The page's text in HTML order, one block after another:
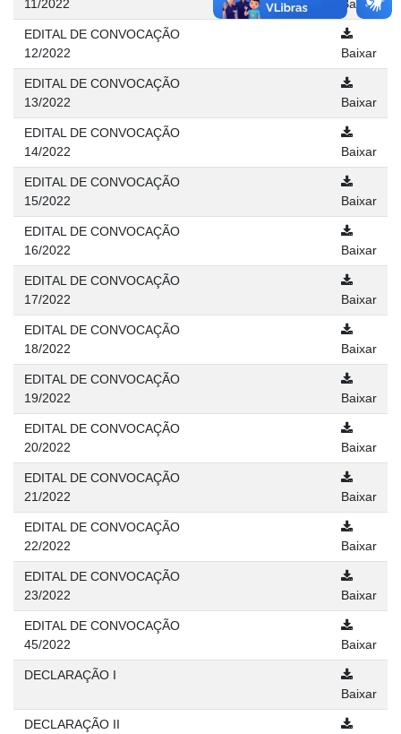
11/2022 Baixar
EDITAL DE CONVOCAÇÃO
12/2022
Baixar
EDITAL DE CONVOCAÇÃO
13/2022
Baixar
EDITAL DE CONVOCAÇÃO
14/2022
Baixar
EDITAL DE CONVOCAÇÃO
15/2022
Baixar
EDITAL DE CONVOCAÇÃO
16/2022
Baixar
EDITAL DE CONVOCAÇÃO
17/2022
Baixar
EDITAL DE CONVOCAÇÃO
18/2022
Baixar
EDITAL DE CONVOCAÇÃO
19/2022
Baixar
EDITAL DE CONVOCAÇÃO
20/2022
Baixar
EDITAL DE CONVOCAÇÃO
21/2022
Baixar
EDITAL DE CONVOCAÇÃO
22/2022
Baixar
EDITAL DE CONVOCAÇÃO
23/2022
Baixar
EDITAL DE CONVOCAÇÃO
45/2022
Baixar
DECLARAÇÃO I
Baixar
DECLARAÇÃO II